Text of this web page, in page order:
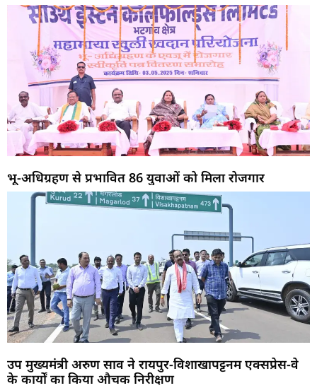
भू-अधिग्रहण से प्रभावित 86 युवाओं को मिला रोजगार
उप मुख्यमंत्री अरुण साव ने रायपुर-विशाखापट्टनम एक्सप्रेस-वे
के कार्यों का किया औचक निरीक्षण